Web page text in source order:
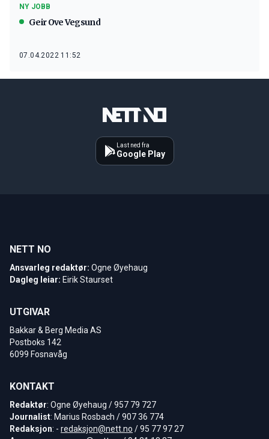
NY JOBB
Geir Ove Vegsund
07.04.2022 11:52
Last ned fra
Google Play
NETT NO
Ansvarleg redaktør: Ogne Øyehaug
Dagleg leiar: Eirik Staurset
UTGIVAR
Bakkar & Berg Media AS
Postboks 142
6099 Fosnavåg
KONTAKT
Redaktør: Ogne Øyehaug / 957 79 727
Journalist: Marius Rosbach / 907 36 774
Redaksjon: - redaksjon@nett.no / 95 77 97 27